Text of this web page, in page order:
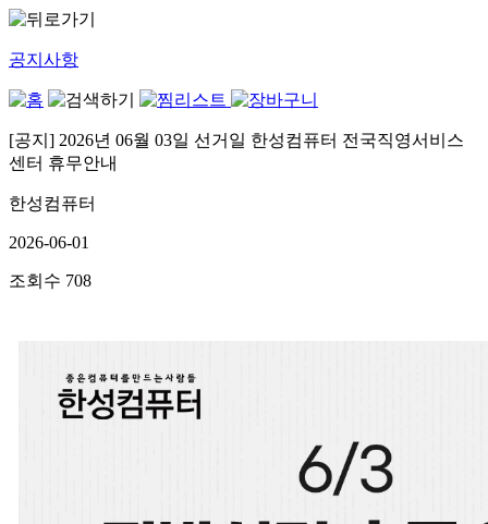
공지사항
[공지] 2026년 06월 03일 선거일 한성컴퓨터 전국직영서비스
센터 휴무안내
한성컴퓨터
2026-06-01
조회수 708